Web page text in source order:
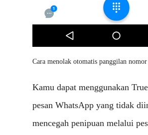
Cara menolak otomatis panggilan
Kamu dapat menggunakan
pesan WhatsApp yang tidak
mencegah penipuan melalui